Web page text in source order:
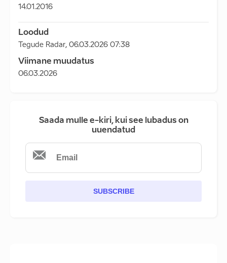
14.01.2016
Loodud
Tegude Radar, 06.03.2026 07:38
Viimane muudatus
06.03.2026
Saada mulle e-kiri, kui see lubadus on
uuendatud
SUBSCRIBE